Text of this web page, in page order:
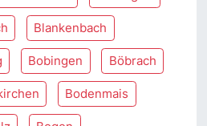
Blankenbach
Bobingen Böbrach
Bodenmais